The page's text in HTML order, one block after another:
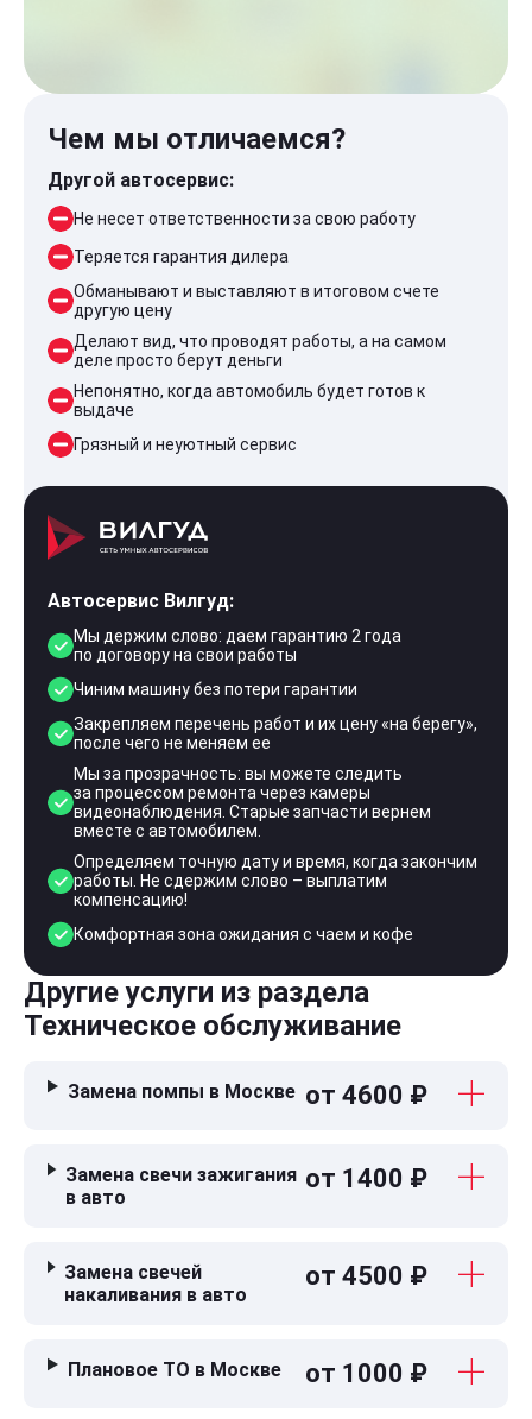
Чем мы отличаемся?
Другой автосервис:
Не несет ответственности за свою работу
Теряется гарантия дилера
Обманывают и выставляют в итоговом счете
другую цену
Делают вид, что проводят работы, а на самом
деле просто берут деньги
Непонятно, когда автомобиль будет готов к
выдаче
Грязный и неуютный сервис
Автосервис Вилгуд:
Мы держим слово: даем гарантию 2 года
по договору на свои работы
Чиним машину без потери гарантии
Закрепляем перечень работ и их цену «на берегу»,
после чего не меняем ее
Мы за прозрачность: вы можете следить
за процессом ремонта через камеры
видеонаблюдения. Старые запчасти вернем
вместе с автомобилем.
Определяем точную дату и время, когда закончим
работы. Не сдержим слово – выплатим
компенсацию!
Комфортная зона ожидания с чаем и кофе
Другие услуги из раздела
Техническое обслуживание
Замена помпы в Москве от 4600 ₽
Замена свечи зажигания
в авто
от 1400 ₽
Замена свечей
накаливания в авто
от 4500 ₽
Плановое ТО в Москве от 1000 ₽